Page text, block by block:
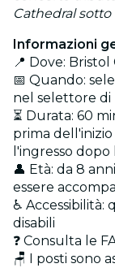
Cathedral
Informazioni
📍 Dove: Bristol
📅 Quando:
nel selettore di
⏳ Durata: 60
prima
l'ingresso
👤 Età: da 8
essere
♿
disabili
❓ Consulta le
🪑 I posti sono